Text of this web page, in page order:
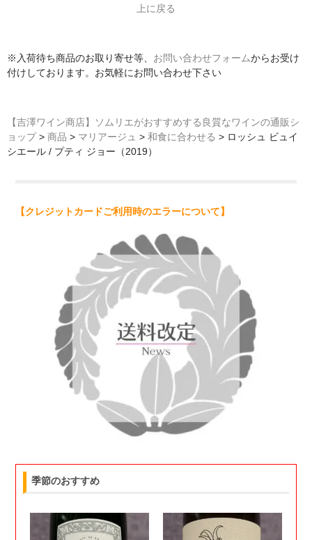
上に戻る
※入荷待ち商品のお取り寄せ等、 お問い合わせフォームからお受け
付けしております。お気軽にお問い合わせ下さい
【吉澤ワイン商店】ソムリエがおすすめする良質なワインの通販シ
ョップ> 商品 > マリアージュ > 和食に合わせる > ロッシュ ビュイ
シエール / プティ ジョー（2019）
【クレジットカードご利用時のエラーについて】
季節のおすすめ